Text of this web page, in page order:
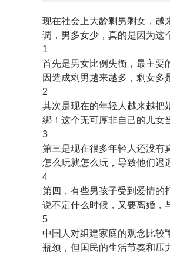
现在社会上大龄剩男剩女，越
调，男多女少，真的是因为这
1
首先是男女比例失衡，最主要
因造成剩男越来越多，剩女多
2
其次是现在的年轻人越来越把
绑！这个无可厚非自己的儿女
3
第三是现在很多年轻人还没有
怎么玩就怎么玩，导致他们迟
4
第四，有些男孩子受到爱情的
说不定什么时候，又要离婚，
5
中国人对组建家庭的观念比较
瓶颈，但国民的生活节奏和压